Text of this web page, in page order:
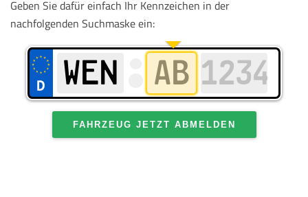
Geben Sie dafür einfach Ihr Kennzeichen in der
nachfolgenden Suchmaske ein:
FAHRZEUG JETZT ABMELDEN